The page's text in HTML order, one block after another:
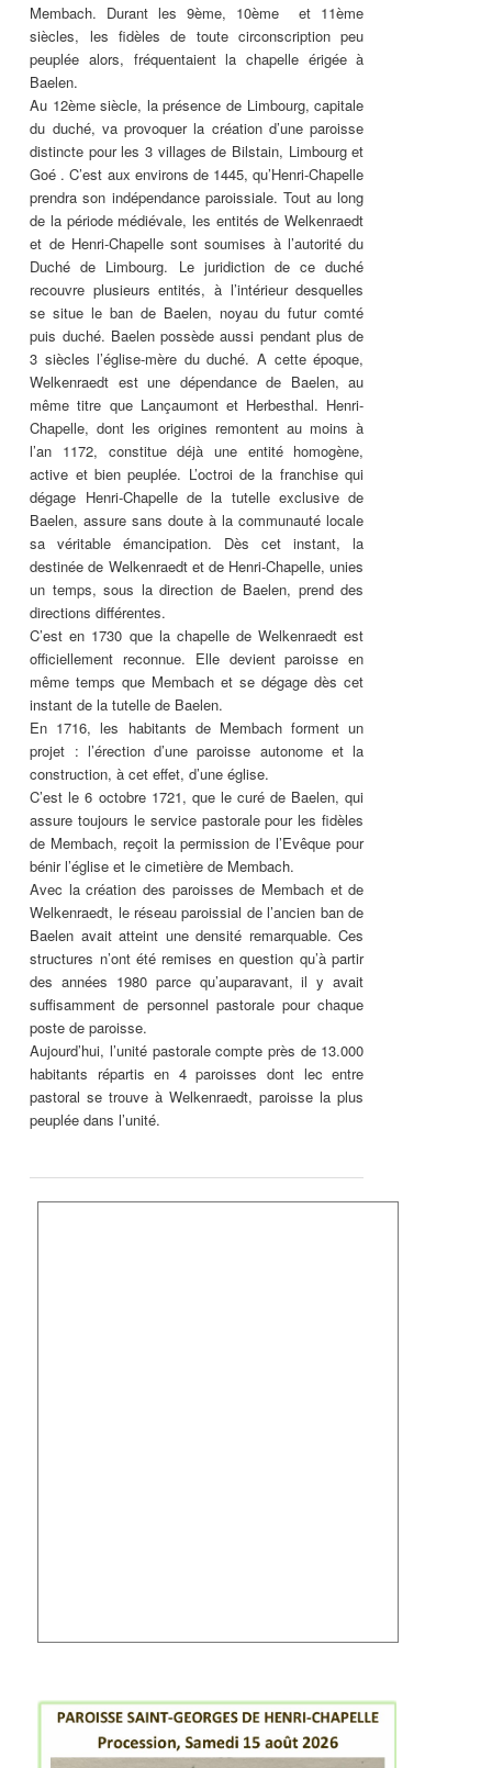
Membach. Durant les 9ème, 10ème et 11ème
siècles, les fidèles de toute circonscription peu
peuplée alors, fréquentaient la chapelle érigée à
Baelen.
Au 12ème siècle, la présence de Limbourg, capitale
du duché, va provoquer la création d’une paroisse
distincte pour les 3 villages de Bilstain, Limbourg et
Goé . C’est aux environs de 1445, qu’Henri-Chapelle
prendra son indépendance paroissiale. Tout au long
de la période médiévale, les entités de Welkenraedt
et de Henri-Chapelle sont soumises à l’autorité du
Duché de Limbourg. Le juridiction de ce duché
recouvre plusieurs entités, à l’intérieur desquelles
se situe le ban de Baelen, noyau du futur comté
puis duché. Baelen possède aussi pendant plus de
3 siècles l’église-mère du duché. A cette époque,
Welkenraedt est une dépendance de Baelen, au
même titre que Lançaumont et Herbesthal. Henri-
Chapelle, dont les origines remontent au moins à
l’an 1172, constitue déjà une entité homogène,
active et bien peuplée. L’octroi de la franchise qui
dégage Henri-Chapelle de la tutelle exclusive de
Baelen, assure sans doute à la communauté locale
sa véritable émancipation. Dès cet instant, la
destinée de Welkenraedt et de Henri-Chapelle, unies
un temps, sous la direction de Baelen, prend des
directions différentes.
C’est en 1730 que la chapelle de Welkenraedt est
officiellement reconnue. Elle devient paroisse en
même temps que Membach et se dégage dès cet
instant de la tutelle de Baelen.
En 1716, les habitants de Membach forment un
projet : l’érection d’une paroisse autonome et la
construction, à cet effet, d’une église.
C’est le 6 octobre 1721, que le curé de Baelen, qui
assure toujours le service pastorale pour les fidèles
de Membach, reçoit la permission de l’Evêque pour
bénir l’église et le cimetière de Membach.
Avec la création des paroisses de Membach et de
Welkenraedt, le réseau paroissial de l’ancien ban de
Baelen avait atteint une densité remarquable. Ces
structures n’ont été remises en question qu’à partir
des années 1980 parce qu’auparavant, il y avait
suffisamment de personnel pastorale pour chaque
poste de paroisse.
Aujourd’hui, l’unité pastorale compte près de 13.000
habitants répartis en 4 paroisses dont lec entre
pastoral se trouve à Welkenraedt, paroisse la plus
peuplée dans l’unité.